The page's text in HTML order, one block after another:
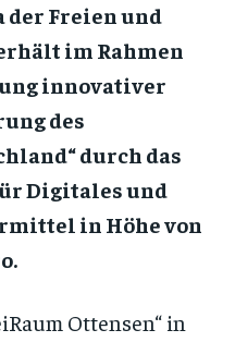
der Freien und
im Rahmen
innovativer
des
durch das
Digitales und
in Höhe von
Ottensen“ in